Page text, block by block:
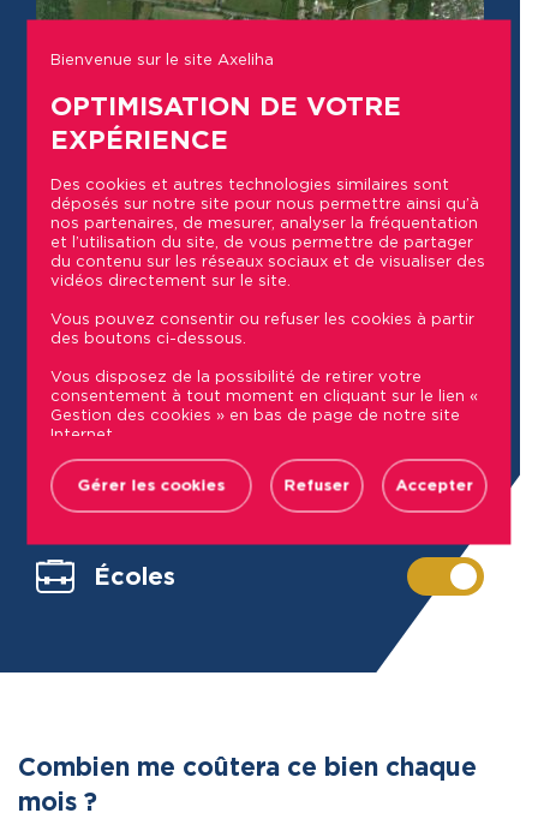
Commerces
Écoles
Combien me coûtera ce bien chaque
mois ?
Bienvenue sur le site Axeliha
OPTIMISATION DE VOTRE
EXPÉRIENCE
Des cookies et autres technologies similaires sont
déposés sur notre site pour nous permettre ainsi qu’à
nos partenaires, de mesurer, analyser la fréquentation
et l’utilisation du site, de vous permettre de partager
du contenu sur les réseaux sociaux et de visualiser des
vidéos directement sur le site.
Vous pouvez consentir ou refuser les cookies à partir
des boutons ci-dessous.
Vous disposez de la possibilité de retirer votre
consentement à tout moment en cliquant sur le lien «
Gestion des cookies » en bas de page de notre site
Internet.
sur notre site ainsi que les finalités et données
collectées via ces cookies dans notre Politique de
confidentialité, accessible depuis le lien « Politique de
Internet.
Gérer les cookies Refuser Accepter